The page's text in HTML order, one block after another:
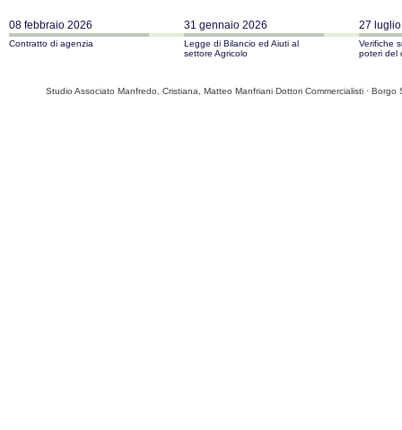
08 febbraio 2026
Contratto di agenzia
31 gennaio 2026
Legge di Bilancio ed Aiuti al
settore Agricolo
27
Verifiche
poteri del
Studio Associato Manfredo, Cristiana, Matteo Manfriani Dottori Commercialisti ·